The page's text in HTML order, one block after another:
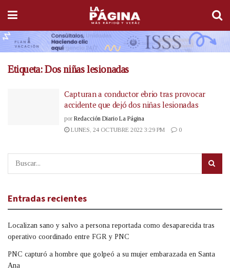
Etiqueta:Dos niñas lesionadas
Capturan a conductor ebrio tras provocar
accidente que dejó dos niñas lesionadas
por Redacción Diario La Página
LUNES, 24 OCTUBRE 2022 3:29 PM
0
Entradas recientes
Localizan sano y salvo a persona reportada como desaparecida tras
operativo coordinado entre FGR y PNC
PNC capturó a hombre que golpeó a su mujer embarazada en Santa
Ana